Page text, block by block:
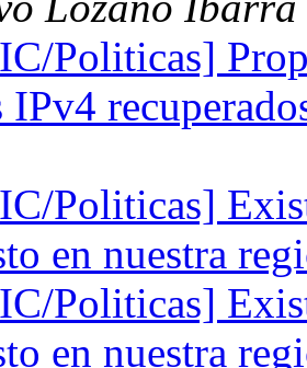
Politicas]
IPv4
Politicas]
en nuestra
Politicas]
en nuestra